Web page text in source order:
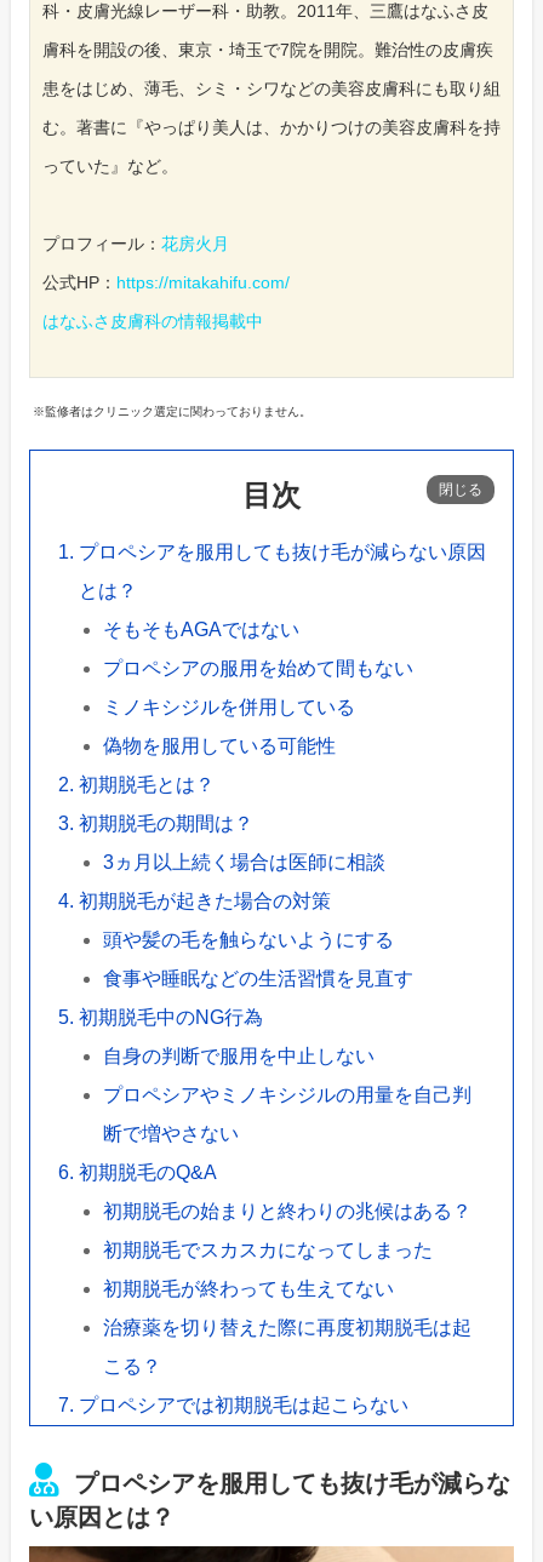
科・皮膚光線レーザー科・助教。2011年、三鷹はなふさ皮
膚科を開設の後、東京・埼玉で7院を開院。難治性の皮膚疾
患をはじめ、薄毛、シミ・シワなどの美容皮膚科にも取り組
む。著書に『やっぱり美人は、かかりつけの美容皮膚科を持
っていた』など。
プロフィール： 花房火月
公式HP： https://mitakahifu.com/
はなふさ皮膚科の情報掲載中
※監修者はクリニック選定に関わっておりません。
目次
プロペシアを服用しても抜け毛が減らない原因
とは？
そもそもAGAではない
プロペシアの服用を始めて間もない
ミノキシジルを併用している
偽物を服用している可能性
初期脱毛とは？
初期脱毛の期間は？
3ヵ月以上続く場合は医師に相談
初期脱毛が起きた場合の対策
頭や髪の毛を触らないようにする
食事や睡眠などの生活習慣を見直す
初期脱毛中のNG行為
自身の判断で服用を中止しない
プロペシアやミノキシジルの用量を自己判
断で増やさない
初期脱毛のQ&A
初期脱毛の始まりと終わりの兆候はある？
初期脱毛でスカスカになってしまった
初期脱毛が終わっても生えてない
治療薬を切り替えた際に再度初期脱毛は起
こる？
プロペシアでは初期脱毛は起こらない
プロペシアを服用しても抜け毛が減らな
い原因とは？